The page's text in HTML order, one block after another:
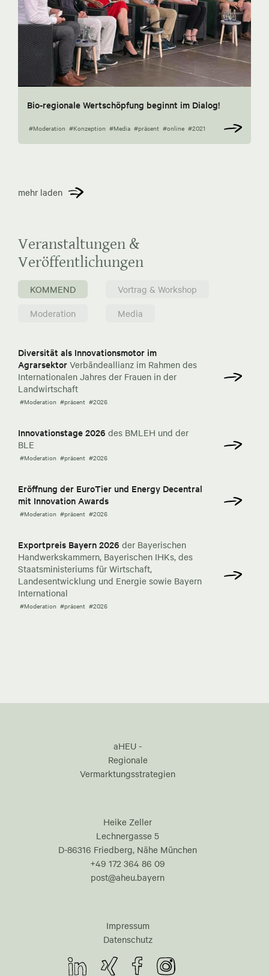
Bio-regionale Wertschöpfung beginnt im Dialog!
#Moderation #Konzeption #Media #präsent #online #2021
mehr laden
Veranstaltungen &
Veröffentlichungen
KOMMEND
Vortrag & Workshop
Moderation
Media
Diversität als Innovationsmotor im
Agrarsektor Verbändeallianz im Rahmen des
Internationalen Jahres der Frauen in der
Landwirtschaft
#Moderation #präsent #2026
Innovationstage 2026 des BMLEH und der
BLE
#Moderation #präsent #2026
Eröffnung der EuroTier und Energy Decentral
mit Innovation Awards
#Moderation #präsent #2026
Exportpreis Bayern 2026 der Bayerischen
Handwerkskammern, Bayerischen IHKs, des
Staatsministeriums für Wirtschaft,
Landesentwicklung und Energie sowie Bayern
International
#Moderation #präsent #2026
aHEU -
Regionale
Vermarktungsstrategien
Heike Zeller
Lechnergasse 5
D-86316 Friedberg, Nähe München
+49 172 364 86 09
post@aheu.bayern
Impressum
Datenschutz